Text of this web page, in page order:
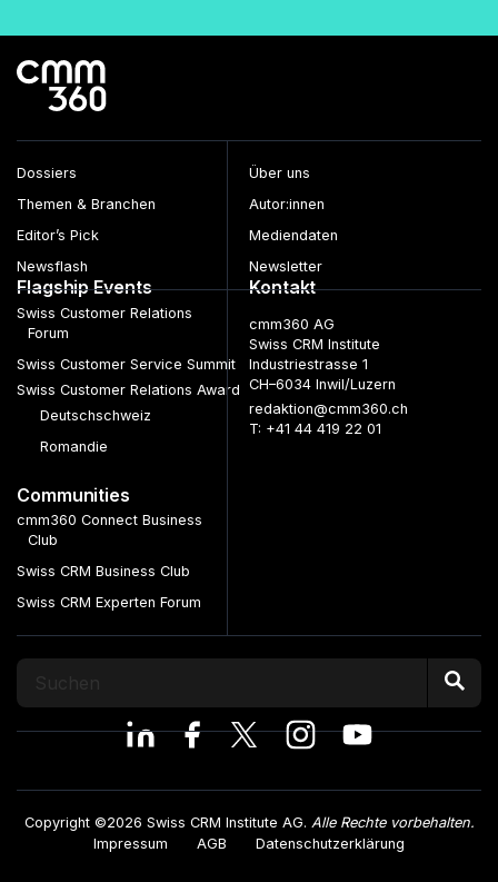
Dossiers
Themen & Branchen
Editor’s Pick
Newsflash
Über uns
Autor:innen
Mediendaten
Newsletter
Flagship Events
Swiss Customer Relations
Forum
Swiss Customer Service Summit
Swiss Customer Relations Award
Deutschschweiz
Romandie
Communities
cmm360 Connect Business
Club
Swiss CRM Business Club
Swiss CRM Experten Forum
Kontakt
cmm360 AG
Swiss CRM Institute
Industriestrasse 1
CH–6034 Inwil/Luzern
redaktion@cmm360.ch
T: +41 44 419 22 01
Copyright ©2026 Swiss CRM Institute AG. Alle Rechte vorbehalten.
Impressum
AGB Datenschutzerklärung